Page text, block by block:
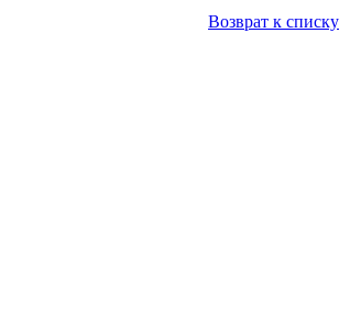
Возврат к списку